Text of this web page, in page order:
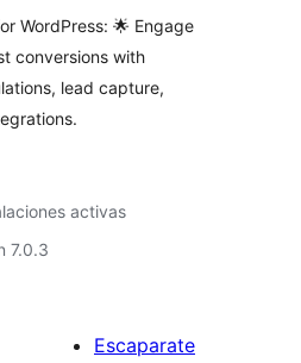
WordPress: 🌟 Engage
conversions with
lead capture,
activas
7.0.3
Escaparate